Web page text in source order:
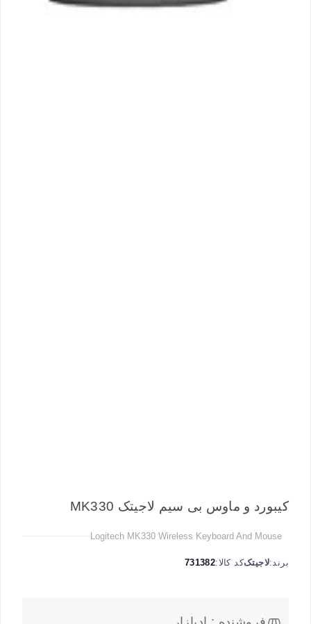
کیبورد و ماوس بی سیم لاجیتک MK330
Logitech MK330 Wireless Keyboard And Mouse
برند:لاجیتککد کالا:731382